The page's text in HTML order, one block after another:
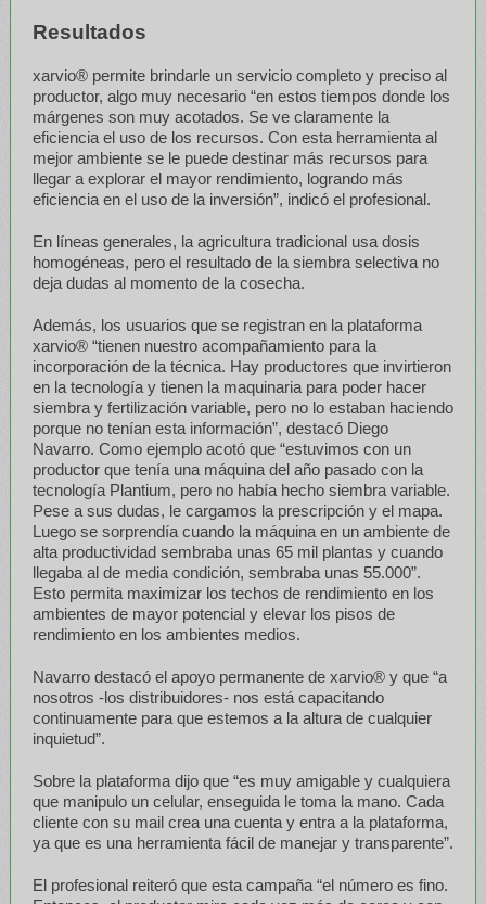
Resultados
xarvio® permite brindarle un servicio completo y preciso al
productor, algo muy necesario “en estos tiempos donde los
márgenes son muy acotados. Se ve claramente la
eficiencia el uso de los recursos. Con esta herramienta al
mejor ambiente se le puede destinar más recursos para
llegar a explorar el mayor rendimiento, logrando más
eficiencia en el uso de la inversión”, indicó el profesional.
En líneas generales, la agricultura tradicional usa dosis
homogéneas, pero el resultado de la siembra selectiva no
deja dudas al momento de la cosecha.
Además, los usuarios que se registran en la plataforma
xarvio® “tienen nuestro acompañamiento para la
incorporación de la técnica. Hay productores que invirtieron
en la tecnología y tienen la maquinaria para poder hacer
siembra y fertilización variable, pero no lo estaban haciendo
porque no tenían esta información”, destacó Diego
Navarro. Como ejemplo acotó que “estuvimos con un
productor que tenía una máquina del año pasado con la
tecnología Plantium, pero no había hecho siembra variable.
Pese a sus dudas, le cargamos la prescripción y el mapa.
Luego se sorprendía cuando la máquina en un ambiente de
alta productividad sembraba unas 65 mil plantas y cuando
llegaba al de media condición, sembraba unas 55.000”.
Esto permita maximizar los techos de rendimiento en los
ambientes de mayor potencial y elevar los pisos de
rendimiento en los ambientes medios.
Navarro destacó el apoyo permanente de xarvio® y que “a
nosotros -los distribuidores- nos está capacitando
continuamente para que estemos a la altura de cualquier
inquietud”.
Sobre la plataforma dijo que “es muy amigable y cualquiera
que manipulo un celular, enseguida le toma la mano. Cada
cliente con su mail crea una cuenta y entra a la plataforma,
ya que es una herramienta fácil de manejar y transparente”.
El profesional reiteró que esta campaña “el número es fino.